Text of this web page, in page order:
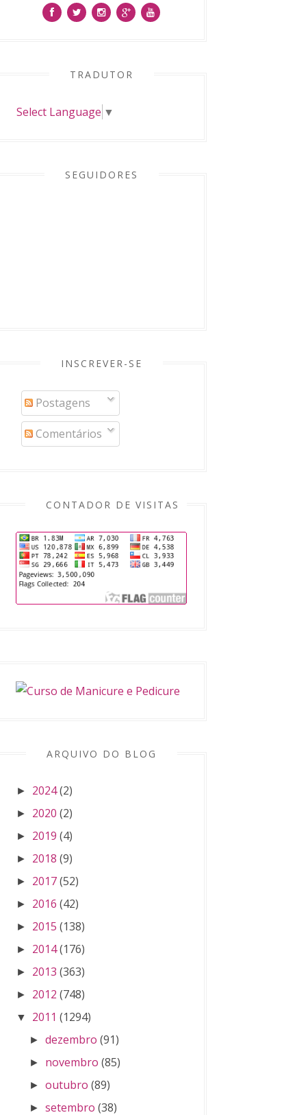
TRADUTOR
Select Language ▼
SEGUIDORES
INSCREVER-SE
Postagens
Comentários
CONTADOR DE VISITAS
ARQUIVO DO BLOG
► 2024(2)
► 2020 (2)
► 2019 (4)
► 2018 (9)
► 2017(52)
► 2016 (42)
► 2015 (138)
► 2014(176)
► 2013 (363)
► 2012 (748)
▼ 2011 (1294)
►dezembro (91)
► novembro (85)
►outubro (89)
►setembro (38)